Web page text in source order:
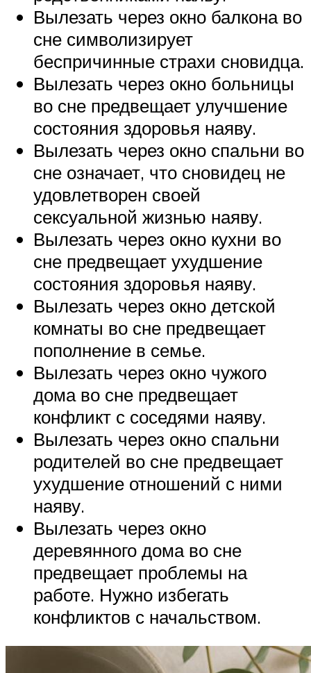
Вылезать через окно балкона во
сне символизирует
беспричинные страхи сновидца.
Вылезать через окно больницы
во сне предвещает улучшение
состояния здоровья наяву.
Вылезать через окно спальни во
сне означает, что сновидец не
удовлетворен своей
сексуальной жизнью наяву.
Вылезать через окно кухни во
сне предвещает ухудшение
состояния здоровья наяву.
Вылезать через окно детской
комнаты во сне предвещает
пополнение в семье.
Вылезать через окно чужого
дома во сне предвещает
конфликт с соседями наяву.
Вылезать через окно спальни
родителей во сне предвещает
ухудшение отношений с ними
наяву.
Вылезать через окно
деревянного дома во сне
предвещает проблемы на
работе. Нужно избегать
конфликтов с начальством.